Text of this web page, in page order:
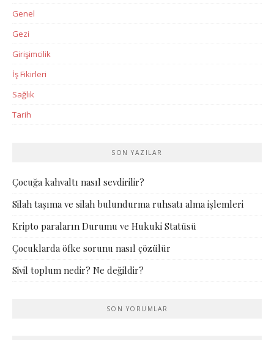
Genel
Gezi
Girişimcilik
İş Fikirleri
Sağlık
Tarih
SON YAZILAR
Çocuğa kahvaltı nasıl sevdirilir?
Silah taşıma ve silah bulundurma ruhsatı alma işlemleri
Kripto paraların Durumu ve Hukuki Statüsü
Çocuklarda öfke sorunu nasıl çözülür
Sivil toplum nedir? Ne değildir?
SON YORUMLAR